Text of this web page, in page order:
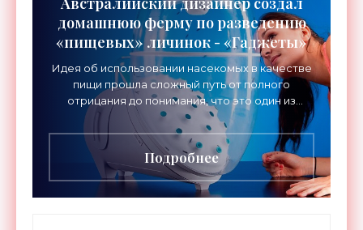
домашнюю ферму по разведению
«пищевых» личинок - «Гаджеты»
Идея об использовании насекомых в качестве
пищи прошла сложный путь от полного
отрицания до понимания, что это один из
эффективных способов получения белка.
Более того, на фоне роста
Подробнее